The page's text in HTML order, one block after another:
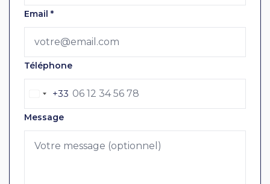
Email *
Téléphone
+33
Message